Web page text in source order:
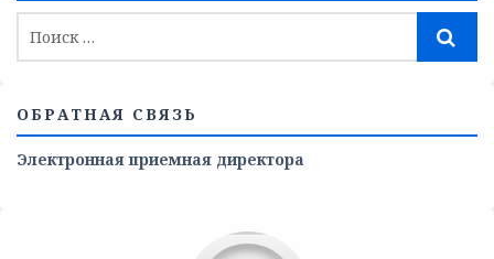
ОБРАТНАЯ СВЯЗЬ
Электронная приемная директора